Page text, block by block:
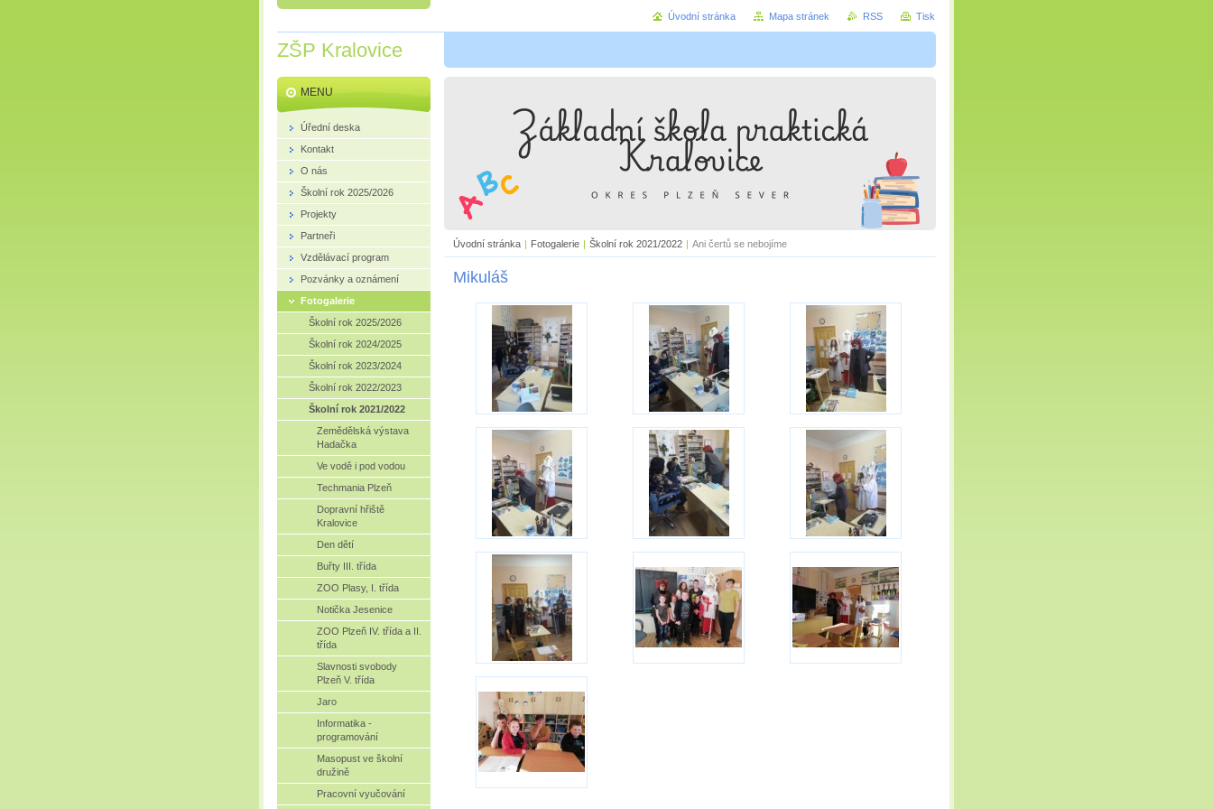
ZŠP Kralovice
Úvodní stránka | Fotogalerie | Školní rok 2021/2022 | Ani čertů se nebojíme
Mikuláš
MENU
Úřední deska
Kontakt
O nás
Školní rok 2025/2026
Projekty
Partneři
Vzdělávací program
Pozvánky a oznámení
Fotogalerie
Školní rok 2025/2026
Školní rok 2024/2025
Školní rok 2023/2024
Školní rok 2022/2023
Školní rok 2021/2022
Zemědělská výstava
Hadačka
Ve vodě i pod vodou
Techmania Plzeň
Dopravní hřiště
Kralovice
Den dětí
Buřty III. třída
ZOO Plasy, I. třída
Notička Jesenice
ZOO Plzeň IV. třída a II.
třída
Slavnosti svobody
Plzeň V. třída
Jaro
Informatika -
programování
Masopust ve školní
družině
Pracovní vyučování
Úvodní stránka Mapa stránek RSS Tisk